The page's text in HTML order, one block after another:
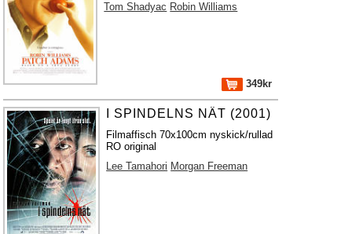
Tom Shadyac Robin Williams
349kr
I SPINDELNS NÄT (2001)
Filmaffisch 70x100cm nyskick/rullad
RO original
Lee Tamahori Morgan Freeman